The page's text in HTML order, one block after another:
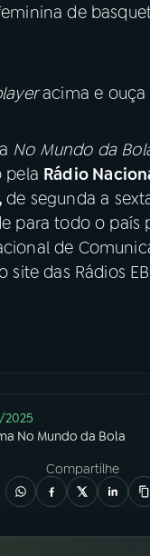
de
acima e ouça
No Mundo da
pela Rádio
de segunda a
para todo o país
de
site das Rádios
2025
No Mundo da Bola
Compartilhe